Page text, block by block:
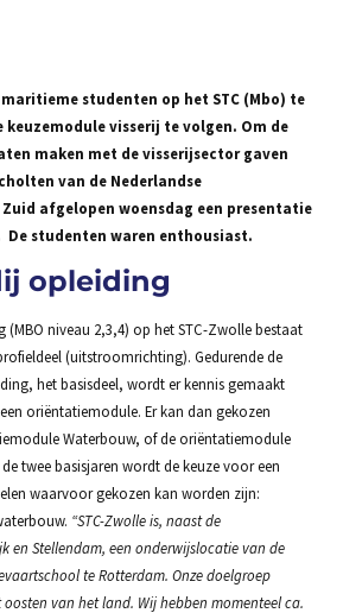
studenten op het STC (Mbo) te
keuzemodule visserij te volgen. Om de
maken met de visserijsector gaven
van de Nederlandse
Zuid afgelopen woensdag een presentatie
studenten waren enthousiast.
opleiding
niveau 2,3,4) op het STC-Zwolle bestaat
(uitstroomrichting). Gedurende de
het basisdeel, wordt er kennis gemaakt
oriëntatiemodule. Er kan dan gekozen
Waterbouw, of de oriëntatiemodule
twee basisjaren wordt de keuze voor een
waarvoor gekozen kan worden zijn:
“STC-Zwolle is, naast de
en Stellendam, een onderwijslocatie van de
te Rotterdam. Onze doelgroep
van het land. Wij hebben momenteel ca.